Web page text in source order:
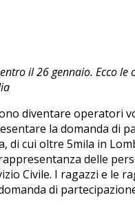
il 26 gennaio. Ecco
diventare operatori
la domanda di
di cui oltre 5mila in
delle
Civile. I ragazzi e le
di